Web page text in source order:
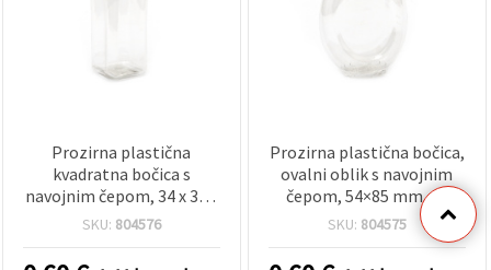
Prozirna plastična
kvadratna bočica s
navojnim čepom, 34 x 34 x
102 mm - za hobi i DIY
SKU: 804576
Prozirna plastična bočica,
ovalni oblik s navojnim
čepom, 54×85 mm, za
hobi i rukotvorine
SKU: 804575